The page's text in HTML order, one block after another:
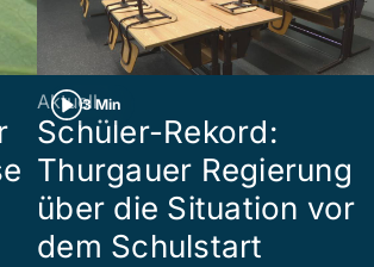
3 Min
Aktuell
Schüler-Rekord:
Thurgauer Regierung
über die Situation vor
dem Schulstart